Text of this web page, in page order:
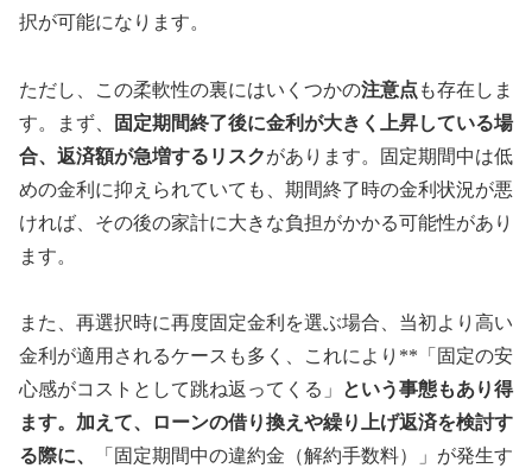
択が可能になります。
ただし、この柔軟性の裏にはいくつかの注意点 も存在しま
す。まず、
固定期間終了後に金利が大きく上昇している場
合、返済額が急増するリスクがあります。固定期間中は低
めの金利に抑えられていても、期間終了時の金利状況が悪
ければ、その後の家計に大きな負担がかかる可能性があり
ます。
また、再選択時に再度固定金利を選ぶ場合、当初より高い
金利が適用されるケースも多く、これにより**「固定の安
心感がコストとして跳ね返ってくる」
という事態もあり得
ます。加えて、ローンの借り換えや繰り上げ返済を検討す
る際に、
「固定期間中の違約金（解約手数料）」が発生す